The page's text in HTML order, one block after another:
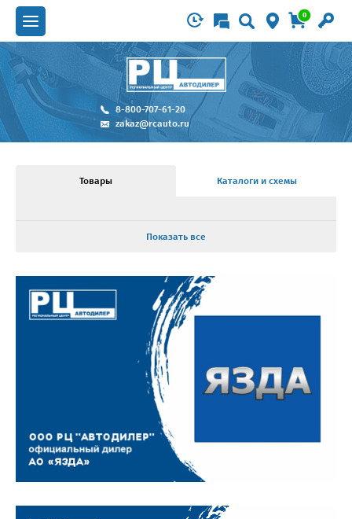
0
8-800-707-61-20
zakaz@rcauto.ru
Товары Каталоги и схемы
Показать все